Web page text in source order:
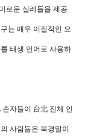
로운 실례들을 제공
는 매우 이질적인 요
태생 언어로 사용하
자들이 台北 전체 인
사람들은 북경말이